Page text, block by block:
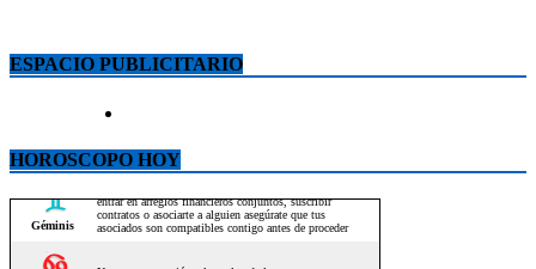
ESPACIO PUBLICITARIO
HOROSCOPO HOY